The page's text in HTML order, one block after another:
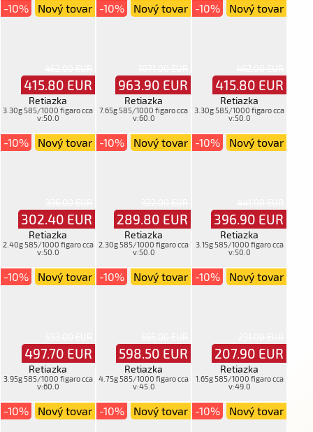
-10%
415.80 EUR
Nový tovar
Retiazka
3.30g 585/1000 figaro cca
v:50.0
-10%
963.90 EUR
Nový tovar
Retiazka
7.65g 585/1000 figaro cca
v:60.0
-10%
415.80 EUR
Nový tovar
Retiazka
3.30g 585/1000 figaro cca
v:50.0
-10%
302.40 EUR
Nový tovar
Retiazka
2.40g 585/1000 figaro cca
v:50.0
-10%
289.80 EUR
Nový tovar
Retiazka
2.30g 585/1000 figaro cca
v:50.0
-10%
396.90 EUR
Nový tovar
Retiazka
3.15g 585/1000 figaro cca
v:50.0
-10%
497.70 EUR
Nový tovar
Retiazka
3.95g 585/1000 figaro cca
v:60.0
-10%
598.50 EUR
Nový tovar
Retiazka
4.75g 585/1000 figaro cca
v:45.0
-10%
207.90 EUR
Nový tovar
Retiazka
1.65g 585/1000 figaro cca
v:49.0
-10% Nový tovar -10% Nový tovar -10% Nový tovar